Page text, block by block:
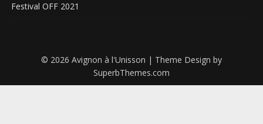
Festival OFF 2021
© 2026 Avignon à l'Unisson | Theme Design by
SuperbThemes.com